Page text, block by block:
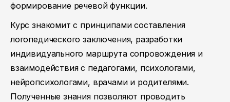
формирование речевой функции.
Курс знакомит с принципами составления
логопедического заключения, разработки
индивидуального маршрута сопровождения и
взаимодействия с педагогами, психологами,
нейропсихологами, врачами и родителями.
Полученные знания позволяют проводить